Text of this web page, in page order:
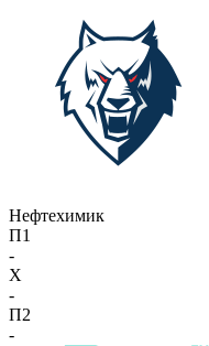
Нефтехимик
П1
-
X
-
П2
-